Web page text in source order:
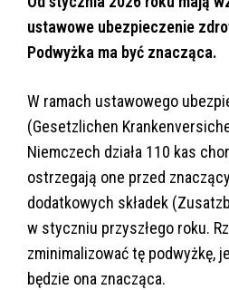
ustawowe ubezpieczenie
Podwyżka ma być znacząca.
W ramach ustawowego
(Gesetzlichen
Niemczech działa 110 kas
ostrzegają one przed
dodatkowych składek
w styczniu przyszłego roku.
zminimalizować tę podwyżkę,
będzie ona znacząca.